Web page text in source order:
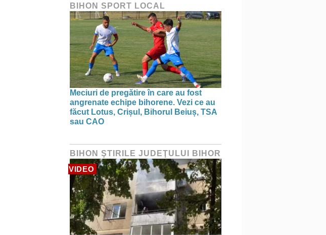
BIHON SPORT LOCAL
Meciuri de pregătire în care au fost
angrenate echipe bihorene. Vezi ce au
făcut Lotus, Crișul, Bihorul Beiuș, TSA
sau CAO
BIHON ŞTIRILE JUDEŢULUI BIHOR
VIDEO